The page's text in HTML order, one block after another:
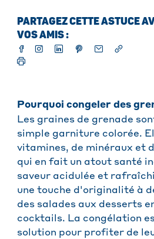
PARTAGEZ CETTE ASTUCE
VOS AMIS :
Pourquoi congeler des
Les graines de grenade
simple garniture colorée.
vitamines, de minéraux et
qui en fait un atout santé
saveur acidulée et
une touche d'originalité à
des salades aux desserts
cocktails. La congélation
solution pour profiter de